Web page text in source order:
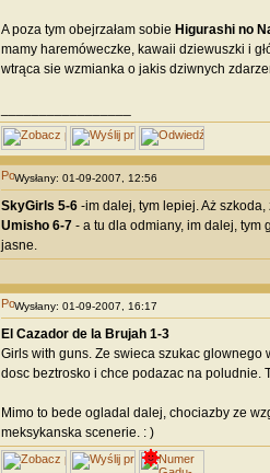
A poza tym obejrzałam sobie Higurashi no
mamy haremóweczke, kawaii dziewuszki i
wtrąca sie wzmianka o jakis dziwnych
Wysłany: 01-09-2007, 12:56
SkyGirls 5-6-im dalej, tym lepiej. Aż
Umisho 6-7- a tu dla odmiany, im dalej, tym
jasne.
Wysłany: 01-09-2007, 16:17
El Cazador de la Brujah 1-3
Girls with guns. Ze swieca szukac
dosc beztrosko i chce podazac na poludnie.
Mimo to bede ogladal dalej, chociazby ze
meksykanska scenerie. : )